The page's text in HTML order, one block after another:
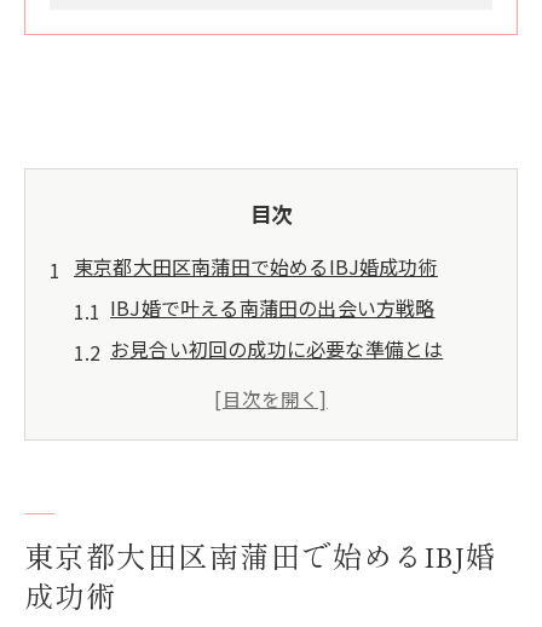
目次
東京都大田区南蒲田で始めるIBJ婚成功術
IBJ婚で叶える南蒲田の出会い方戦略
お見合い初回の成功に必要な準備とは
IBJ婚を活用した婚活計画の立て方
IBJ婚初回お見合い成功への心構え
初対面で好印象を与える会話術のコツ
東京都大田区南蒲田で始めるIBJ婚
成功術